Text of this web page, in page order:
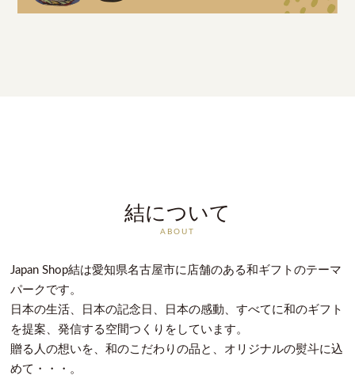
結について
ABOUT
Japan Shop結は愛知県名古屋市に店舗のある和ギフトのテーマ
パークです。
日本の生活、日本の記念日、日本の感動、すべてに和のギフト
を提案、発信する空間つくりをしています。
贈る人の想いを、和のこだわりの品と、オリジナルの熨斗に込
めて・・・。